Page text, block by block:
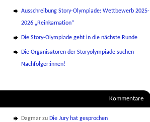
Ausschreibung Story-Olympiade: Wettbewerb 2025-
2026 „Reinkarnation“
Die Story-Olympiade geht in die nächste Runde
Die Organisatoren der Storyolympiade suchen
Nachfolger:innen!
Kommentare
Dagmar zu Die Jury hat gesprochen